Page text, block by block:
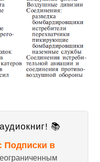
📚
Подписки в